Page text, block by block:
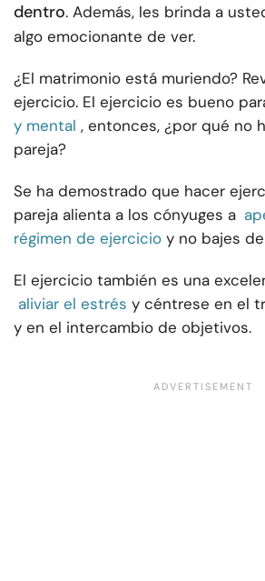
dentro. Además, les brinda a
algo emocionante de ver.
¿El matrimonio está muriendo?
ejercicio. El ejercicio es bueno
y mental , entonces, ¿por qué no
pareja?
Se ha demostrado que hacer
pareja alienta a los cónyuges a
régimen de ejercicio y no bajes
El ejercicio también es una
aliviar el estrés y céntrese en el
y en el intercambio de objetivos.